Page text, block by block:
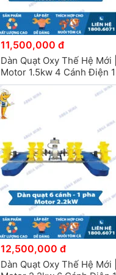
11,500,000 đ
Dàn Quạt Oxy Thế Hệ
Motor 1.5kw 4 Cánh Điện
12,500,000 đ
Dàn Quạt Oxy Thế Hệ